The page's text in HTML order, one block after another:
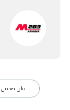
بيان صحفي